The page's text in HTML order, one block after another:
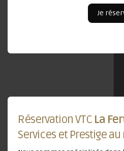
Je
Réservation VTC La
Services et Prestige